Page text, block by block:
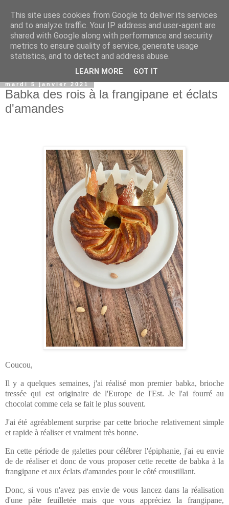
mardi 5 janvier 2021
Babka des rois à la frangipane et éclats
d'amandes
Coucou,
Il y a quelques semaines, j'ai réalisé mon premier babka, brioche
tressée qui est originaire de l'Europe de l'Est. Je l'ai fourré au
chocolat comme cela se fait le plus souvent.
J'ai été agréablement surprise par cette brioche relativement simple
et rapide à réaliser et vraiment très bonne.
En cette période de galettes pour célébrer l'épiphanie, j'ai eu envie
de de réaliser et donc de vous proposer cette recette de babka à la
frangipane et aux éclats d'amandes pour le côté croustillant.
Donc, si vous n'avez pas envie de vous lancez dans la réalisation
d'une pâte feuilletée mais que vous appréciez la frangipane,
This site uses cookies from Google to deliver its services
and to analyze traffic. Your IP address and user-agent are
shared with Google along with performance and security
metrics to ensure quality of service, generate usage
statistics, and to detect and address abuse.
LEARN MORE GOT IT